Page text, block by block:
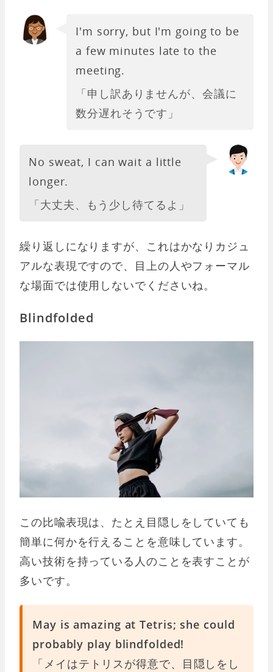
I'm sorry, but I'm going to be
a few minutes late to the
meeting.
「申し訳ありませんが、会議に
数分遅れそうです」
No sweat, I can wait a little
longer.
「大丈夫、もう少し待てるよ」
繰り返しになりますが、これはかなりカジュ
アルな表現ですので、目上の人やフォーマル
な場面では使用しないでくださいね。
Blindfolded
この比喩表現は、たとえ目隠しをしていても
簡単に何かを行えることを意味しています。
高い技術を持っている人のことを表すことが
多いです。
May is amazing at Tetris; she could
probably play blindfolded!
「メイはテトリスが得意で、目隠しをし